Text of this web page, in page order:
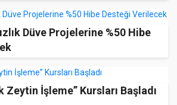
Düve Projelerine %50 Hibe
Zeytin İşleme” Kursları Başladı